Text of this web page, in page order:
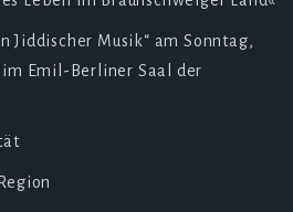
Jiddischer Musik“ am Sonntag,
im Emil-Berliner Saal der